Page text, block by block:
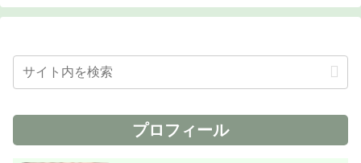
プロフィール